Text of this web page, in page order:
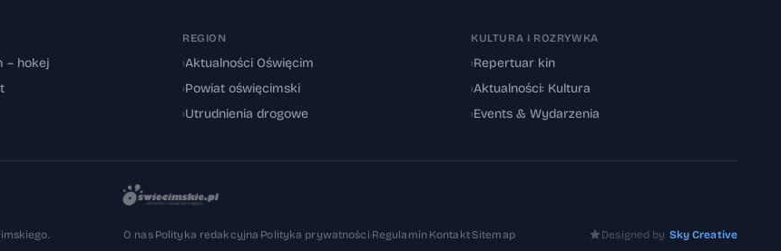
– hokej
REGION
›Aktualności Oświęcim
›Powiat oświęcimski
›Utrudnienia drogowe
KULTURA I ROZRYWKA
›Repertuar kin
›Aktualności: Kultura
›Events & Wydarzenia
O nas·Polityka redakcyjna·Polityka prywatności·Regulamin·Kontakt·Sitemap Designed by Sky Creative